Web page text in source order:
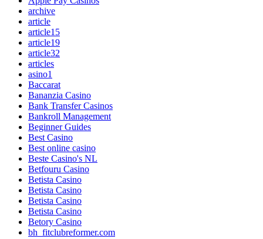
archive
article
article15
article19
article32
articles
asino1
Baccarat
Bananzia Casino
Bank Transfer Casinos
Bankroll Management
Beginner Guides
Best Casino
Best online casino
Beste Casino's NL
Betfouru Casino
Betista Casino
Betista Casino
Betista Casino
Betista Casino
Betory Casino
bh_fitclubreformer.com